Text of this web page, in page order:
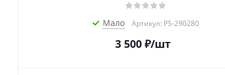
Мало Артикул: PS-290280
3 500₽/шт